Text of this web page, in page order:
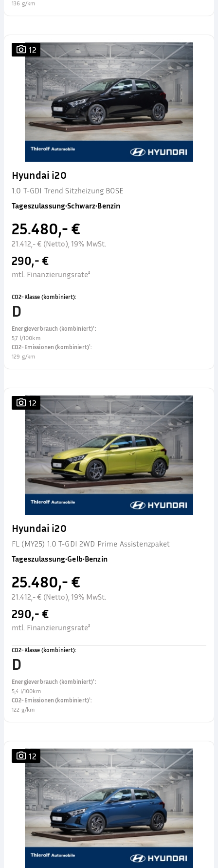
136 g/km
12
Hyundai i20
1.0 T-GDI Trend Sitzheizung BOSE
Tageszulassung•Schwarz•Benzin
25.480,- €
21.412,- € (Netto), 19% MwSt.
290,- €
mtl. Finanzierungsrate²
CO2-Klasse (kombiniert):
D
Energieverbrauch (kombiniert)¹:
5,7 l/100km
CO2-Emissionen (kombiniert)¹:
129 g/km
12
Hyundai i20
FL (MY25) 1.0 T-GDI 2WD Prime Assistenzpaket
Tageszulassung•Gelb•Benzin
25.480,- €
21.412,- € (Netto), 19% MwSt.
290,- €
mtl. Finanzierungsrate²
CO2-Klasse (kombiniert):
D
Energieverbrauch (kombiniert)¹:
5,4 l/100km
CO2-Emissionen (kombiniert)¹:
122 g/km
12